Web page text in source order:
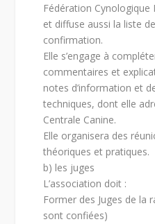
Fédération Cynologique
et diffuse aussi la liste
confirmation.
Elle s’engage à
commentaires et
notes d’information et
techniques, dont elle
Centrale Canine.
Elle organisera des
théoriques et pratiques.
b) les juges
L’association doit :
Former des Juges de la
sont confiées)